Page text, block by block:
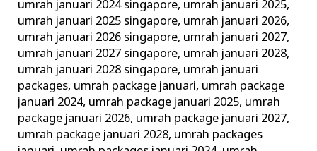
umrah januari 2024 singapore, umrah januari 2025,
umrah januari 2025 singapore, umrah januari 2026,
umrah januari 2026 singapore, umrah januari 2027,
umrah januari 2027 singapore, umrah januari 2028,
umrah januari 2028 singapore, umrah januari
packages, umrah package januari, umrah package
januari 2024, umrah package januari 2025, umrah
package januari 2026, umrah package januari 2027,
umrah package januari 2028, umrah packages